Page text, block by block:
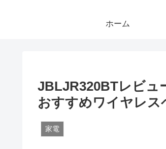
ホーム
JBLJR320BTレビュ
おすすめワイヤレス
家電